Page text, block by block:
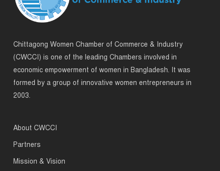
Chittagong Women Chamber of Commerce & Industry
(CWCCI) is one of the leading Chambers involved in
economic empowerment of women in Bangladesh. It was
formed by a group of innovative women entrepreneurs in
2003.
About CWCCI
Partners
Mission & Vision